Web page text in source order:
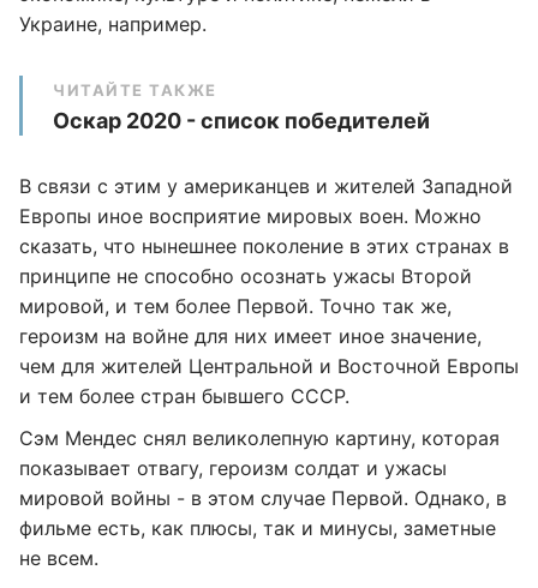
Украине, например.
ЧИТАЙТЕ ТАКЖЕ
Оскар 2020 - список победителей
В связи с этим у американцев и жителей Западной
Европы иное восприятие мировых воен. Можно
сказать, что нынешнее поколение в этих странах в
принципе не способно осознать ужасы Второй
мировой, и тем более Первой. Точно так же,
героизм на войне для них имеет иное значение,
чем для жителей Центральной и Восточной Европы
и тем более стран бывшего СССР.
Сэм Мендес снял великолепную картину, которая
показывает отвагу, героизм солдат и ужасы
мировой войны - в этом случае Первой. Однако, в
фильме есть, как плюсы, так и минусы, заметные
не всем.